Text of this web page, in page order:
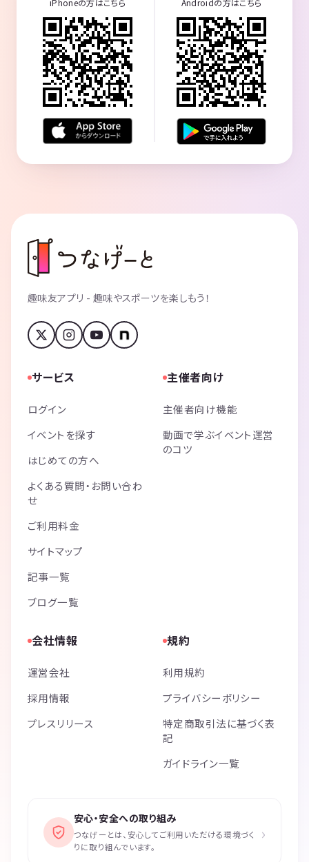
趣味友アプリ - 趣味やスポーツを楽しもう！
サービス
ログイン
イベントを探す
はじめての方へ
よくある質問・お問い合わ
せ
ご利用料金
サイトマップ
記事一覧
ブログ一覧
主催者向け
主催者向け機能
動画で学ぶイベント運営
のコツ
会社情報
運営会社
採用情報
プレスリリース
規約
利用規約
プライバシーポリシー
特定商取引法に基づく表
記
ガイドライン一覧
安心・安全への取り組み
つなげーとは、安心してご利用いただける環境づく
りに取り組んでいます。
›